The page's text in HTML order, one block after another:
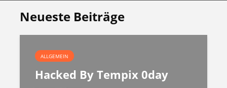
Neueste Beiträge
ALLGEMEIN
Hacked By Tempix 0day